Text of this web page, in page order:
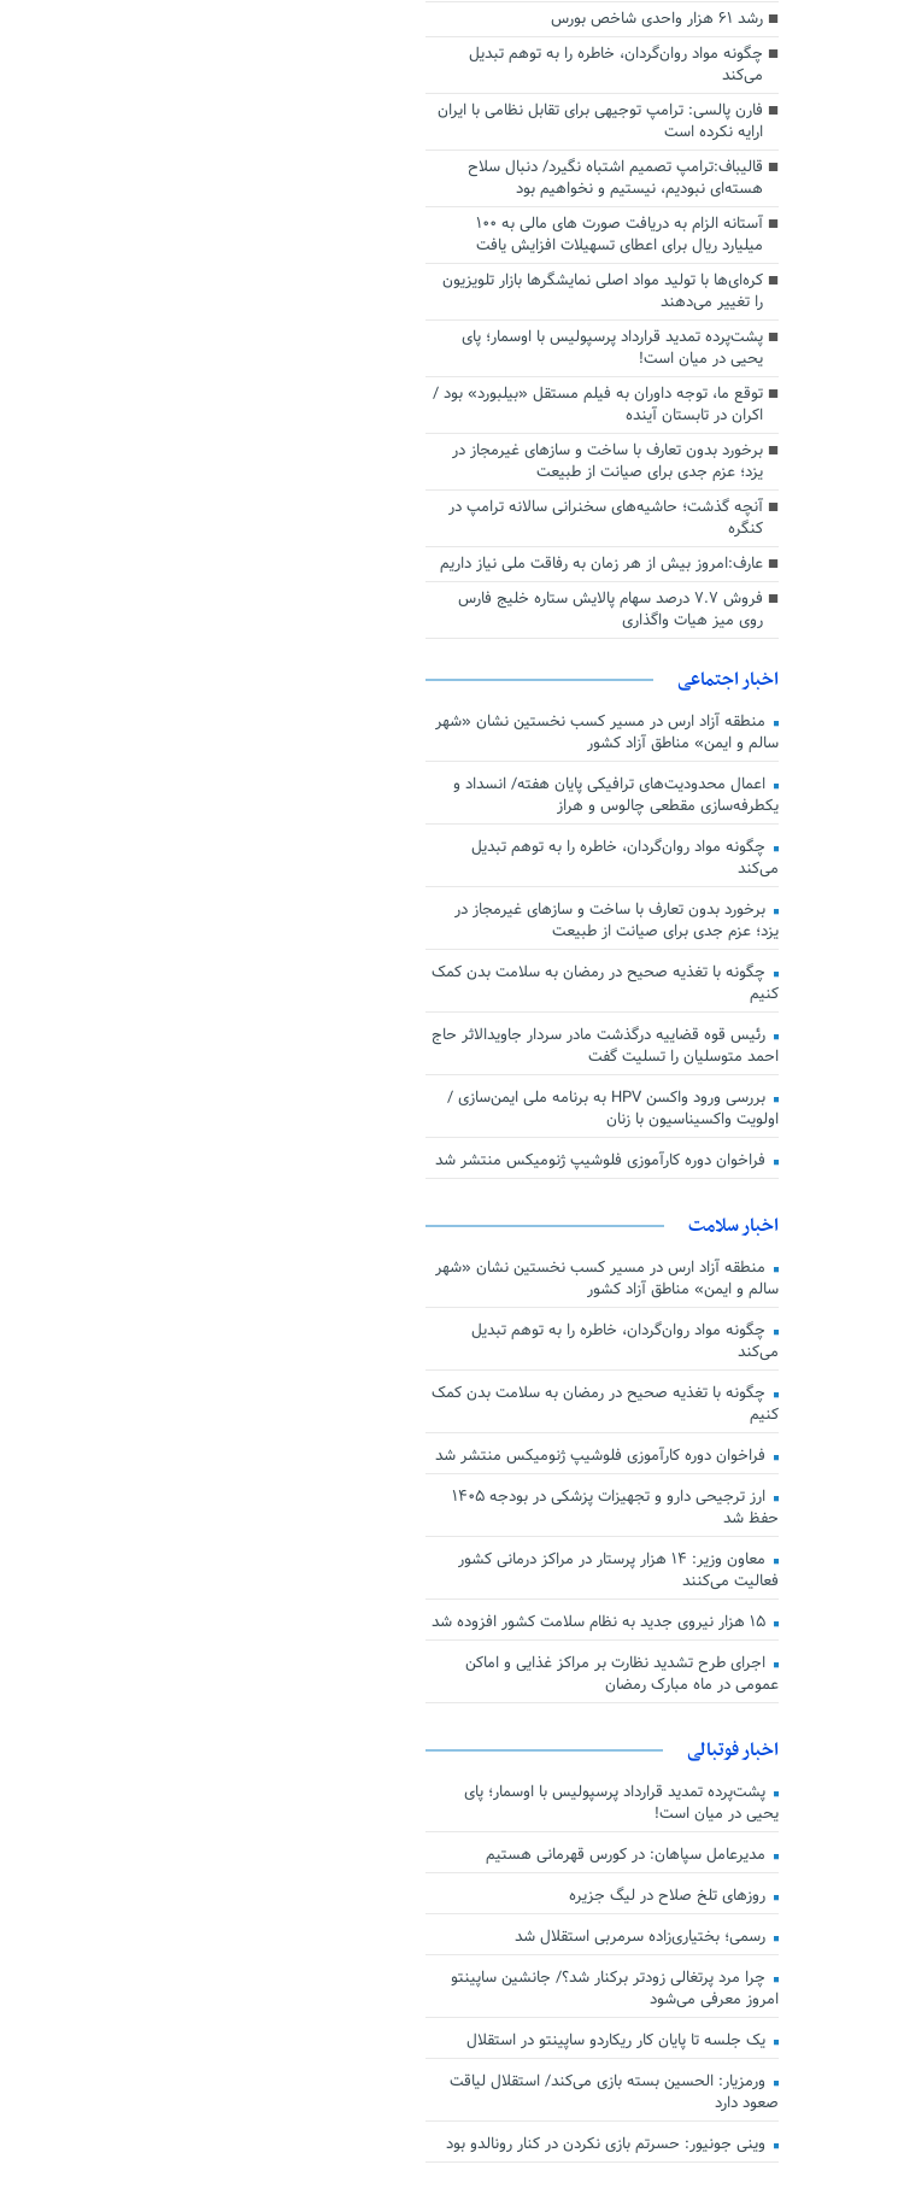
رشد ۶۱ هزار واحدی شاخص بورس
چگونه مواد روان‌گردان، خاطره را به توهم تبدیل
می‌کند
فارن پالسی: ترامپ توجیهی برای تقابل نظامی با ایران
ارایه نکرده است
قالیباف:ترامپ تصمیم اشتباه نگیرد/ دنبال سلاح
هسته‌ای نبودیم، نیستیم و نخواهیم بود
آستانه الزام به دریافت صورت های مالی به ۱۰۰
میلیارد ریال برای اعطای تسهیلات افزایش یافت
کره‌ای‌ها با تولید مواد اصلی نمایشگرها بازار تلویزیون
را تغییر می‌دهند
پشت‌پرده تمدید قرارداد پرسپولیس با اوسمار؛ پای
یحیی در میان است!
توقع ما، توجه داوران به فیلم مستقل «بیلبورد» بود /
اکران در تابستان آینده
برخورد بدون تعارف با ساخت‌ و سازهای غیرمجاز در
یزد؛ عزم جدی برای صیانت از طبیعت
آنچه گذشت؛ حاشیه‌های سخنرانی سالانه ترامپ در
کنگره
عارف:امروز بیش از هر زمان به رفاقت ملی نیاز داریم
فروش ۷.۷ درصد سهام پالایش ستاره خلیج فارس
روی میز هیات واگذاری
اخبار اجتماعی
منطقه آزاد ارس در مسیر کسب نخستین نشان «شهر
سالم و ایمن» مناطق آزاد کشور
اعمال محدودیت‌های ترافیکی پایان هفته/ انسداد و
یکطرفه‌سازی مقطعی چالوس و هراز
چگونه مواد روان‌گردان، خاطره را به توهم تبدیل
می‌کند
برخورد بدون تعارف با ساخت‌ و سازهای غیرمجاز در
یزد؛ عزم جدی برای صیانت از طبیعت
چگونه با تغذیه صحیح در رمضان به سلامت بدن کمک
کنیم
رئیس قوه قضاییه درگذشت مادر سردار جاویدالاثر حاج
احمد متوسلیان را تسلیت گفت
بررسی ورود واکسن HPV به برنامه ملی ایمن‌سازی /
اولویت واکسیناسیون با زنان
فراخوان دوره کارآموزی فلوشیپ ژنومیکس منتشر شد
اخبار سلامت
منطقه آزاد ارس در مسیر کسب نخستین نشان «شهر
سالم و ایمن» مناطق آزاد کشور
چگونه مواد روان‌گردان، خاطره را به توهم تبدیل
می‌کند
چگونه با تغذیه صحیح در رمضان به سلامت بدن کمک
کنیم
فراخوان دوره کارآموزی فلوشیپ ژنومیکس منتشر شد
ارز ترجیحی دارو و تجهیزات پزشکی در بودجه ۱۴۰۵
حفظ شد
معاون وزیر: ۱۴ هزار پرستار در مراکز درمانی کشور
فعالیت می‌کنند
۱۵ هزار نیروی جدید به نظام سلامت کشور افزوده شد
اجرای طرح تشدید نظارت بر مراکز غذایی و اماکن
عمومی در ماه مبارک رمضان
اخبار فوتبالی
پشت‌پرده تمدید قرارداد پرسپولیس با اوسمار؛ پای
یحیی در میان است!
مدیرعامل سپاهان: در کورس قهرمانی هستیم
روزهای تلخ صلاح در لیگ جزیره
رسمی؛ بختیاری‌زاده سرمربی استقلال شد
چرا مرد پرتغالی زودتر برکنار شد؟/ جانشین ساپینتو
امروز معرفی می‌شود
یک جلسه تا پایان کار ریکاردو ساپینتو در استقلال
ورمزیار: الحسین بسته بازی می‌کند/ استقلال لیاقت
صعود دارد
وینی جونیور: حسرتم بازی نکردن در کنار رونالدو بود